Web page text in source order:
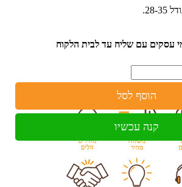
35.
הוסף לסל
קנה עכשיו